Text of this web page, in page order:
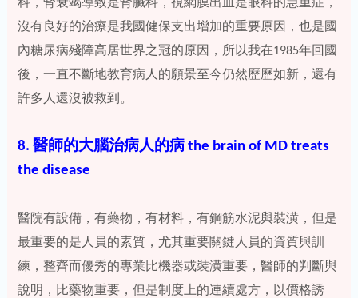
科，腎衰竭導致是腎臟科，視網膜出血是眼科的急重症，
沒有良好的治療是我國健保支出增加的重要原因，也是國
內糖尿病殘障高居世界之冠的原因，所以我在1985年回國
後，一直不斷地教育病人的願景至今仍然歷歷如新，還有
許多人還沒被救到。
8. 醫師的大腦治病人的病 the brain of MD treats
the disease
醫院有設備，有藥物，有材料，有鋼筋水泥與裝潢，但是
最重要的是人員的素質，尤其重要關鍵人員的資質與訓
練，整齊而優秀的專業比機器或裝潢重要，醫師的判斷與
說明，比藥物重要，但是制度上的連續處方，以價格誘